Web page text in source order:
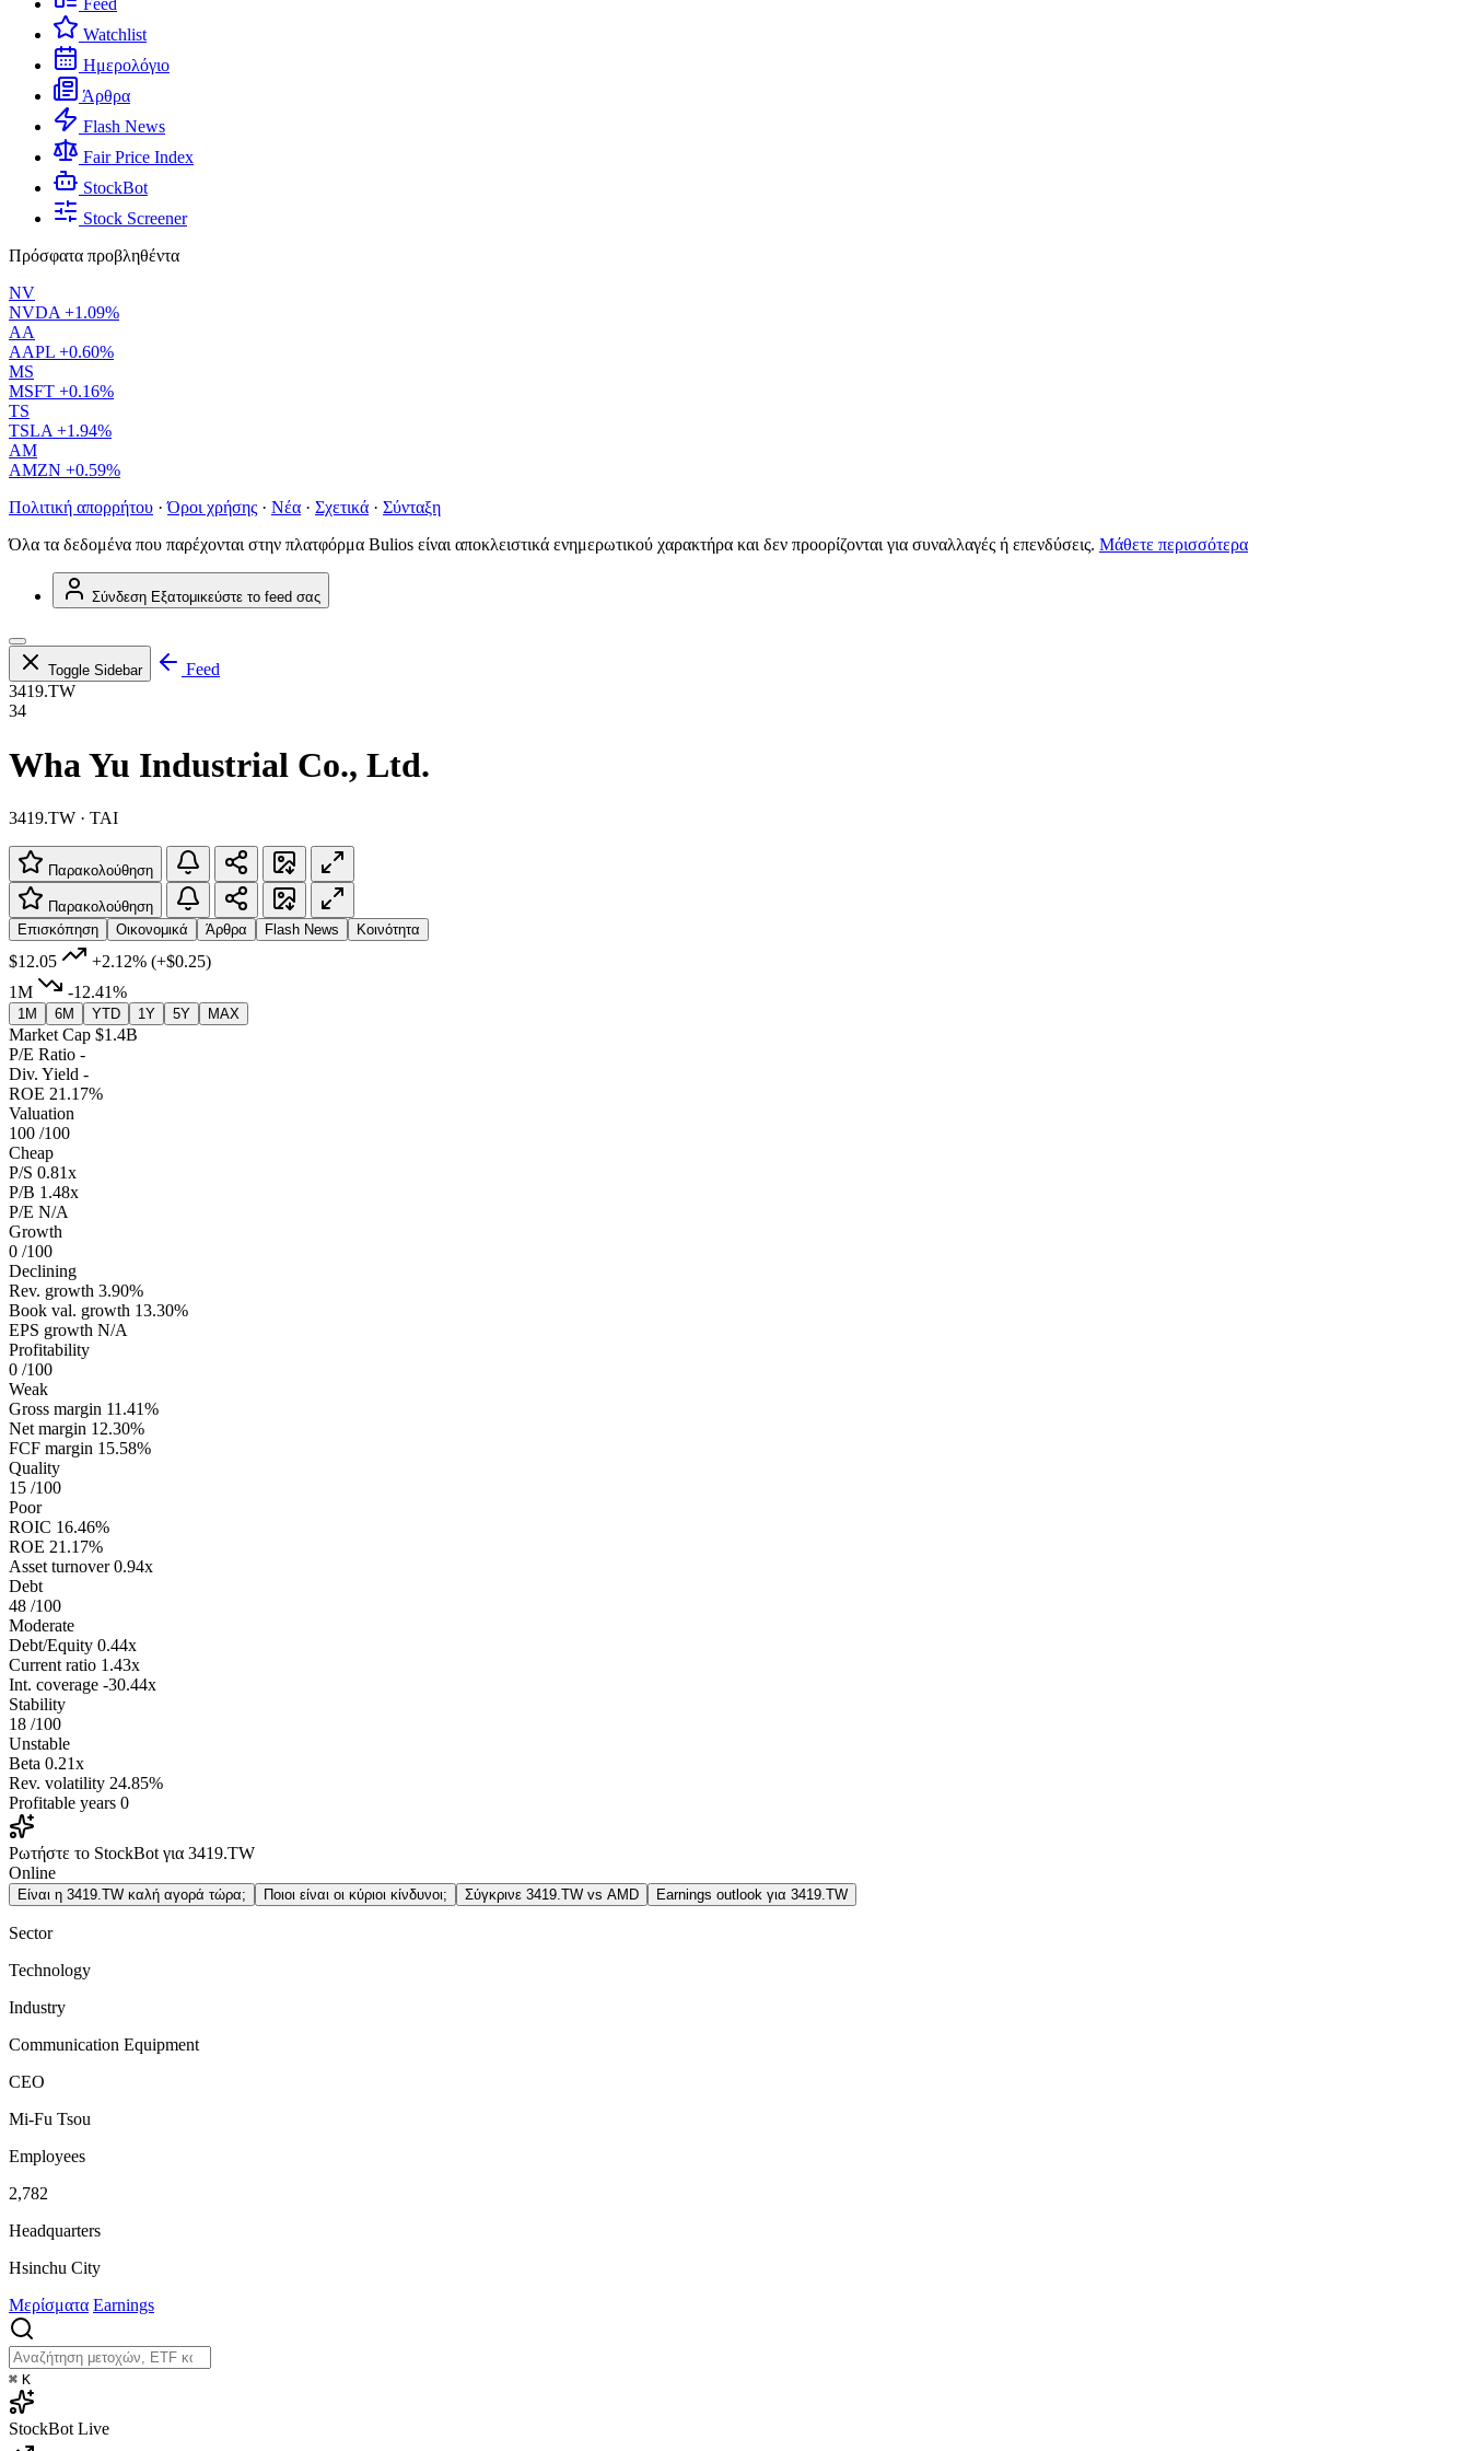
Feed
Watchlist
Ημερολόγιο
Άρθρα
Flash News
Fair Price Index
StockBot
Stock Screener
Πρόσφατα προβληθέντα
NV
NVDA +1.09%
AA
AAPL +0.60%
MS
MSFT +0.16%
TS
TSLA +1.94%
AM
AMZN +0.59%
Πολιτική απορρήτου · Όροι χρήσης · Νέα · Σχετικά · Σύνταξη
Όλα τα δεδομένα που παρέχονται στην πλατφόρμα Bulios είναι αποκλειστικά ενημερωτικού χαρακτήρα και δεν προορίζονται για συναλλαγές ή επενδύσεις. Μάθετε περισσότερα
Σύνδεση Εξατομικεύστε το feed σας
Toggle Sidebar
Feed
3419.TW
34
Wha Yu Industrial Co., Ltd.
3419.TW · TAI
Παρακολούθηση
Παρακολούθηση
Επισκόπηση
Οικονομικά Άρθρα Flash News Κοινότητα
$12.05 +2.12% (+$0.25)
1M
-12.41%
1M 6M YTD 1Y 5Y MAX
Market Cap $1.4B
P/E Ratio -
Div. Yield -
ROE 21.17%
Valuation
100 /100
Cheap
P/S 0.81x
P/B 1.48x
P/E N/A
Growth
0 /100
Declining
Rev. growth 3.90%
Book val. growth 13.30%
EPS growth N/A
Profitability
0 /100
Weak
Gross margin 11.41%
Net margin 12.30%
FCF margin 15.58%
Quality
15 /100
Poor
ROIC 16.46%
ROE 21.17%
Asset turnover 0.94x
Debt
48 /100
Moderate
Debt/Equity 0.44x
Current ratio 1.43x
Int. coverage -30.44x
Stability
18 /100
Unstable
Beta 0.21x
Rev. volatility 24.85%
Profitable years 0
Ρωτήστε το StockBot για 3419.TW
Online
Είναι η 3419.TW καλή αγορά τώρα; Ποιοι είναι οι κύριοι κίνδυνοι; Σύγκρινε 3419.TW vs AMD Earnings outlook για 3419.TW
Sector
Technology
Industry
Communication Equipment
CEO
Mi-Fu Tsou
Employees
2,782
Headquarters
Hsinchu City
Μερίσματα Earnings
⌘ K
StockBot Live